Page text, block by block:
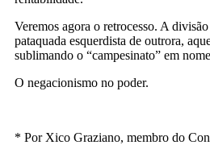
Veremos agora o retrocesso. A
pataquada esquerdista de outrora,
sublimando o “campesinato” em
O negacionismo no poder.
* Por Xico Graziano, membro do